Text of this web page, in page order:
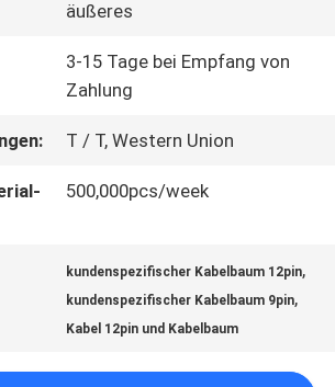
äußeres
3-15 Tage bei Empfang von
Zahlung
T / T, Western Union
500,000pcs/week
kundenspezifischer Kabelbaum 12pin,
kundenspezifischer Kabelbaum 9pin,
Kabel 12pin und Kabelbaum